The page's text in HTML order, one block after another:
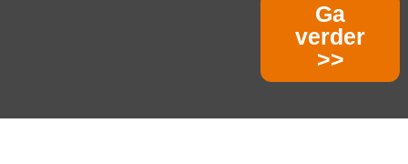
Ga
verder
>>